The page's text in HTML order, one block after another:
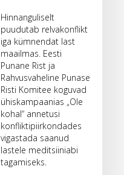
Hinnanguliselt
puudutab relvakonflikt
iga kümnendat last
maailmas. Eesti
Punane Rist ja
Rahvusvaheline Punase
Risti Komitee koguvad
ühiskampaanias „Ole
kohal“ annetusi
konfliktipiirkondades
vigastada saanud
lastele meditsiiniabi
tagamiseks.